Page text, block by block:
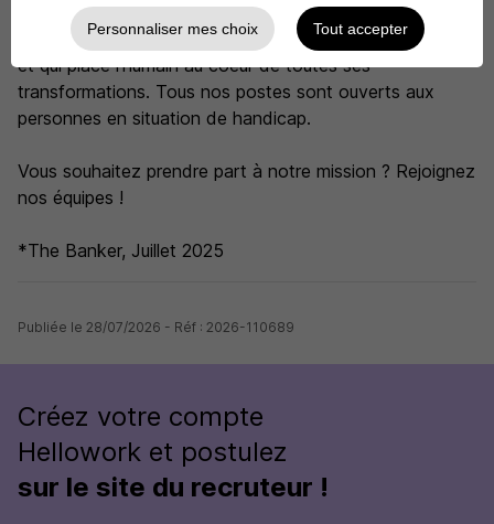
Crédit Agricole CIB s'inscrit dans les valeurs du groupe
qui est engagé en faveur des diversités et de l'inclusion
et qui place l'humain au coeur de toutes ses
transformations. Tous nos postes sont ouverts aux
personnes en situation de handicap.
Vous souhaitez prendre part à notre mission ? Rejoignez
nos équipes !
*The Banker, Juillet 2025
Publiée le 28/07/2026 - Réf : 2026-110689
Créez votre compte
Hellowork et postulez
sur le site du recruteur !
Personnaliser mes choix Tout accepter